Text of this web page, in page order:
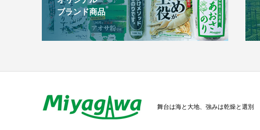
ブランド商品
舞台は海と大地、強みは乾燥と選別